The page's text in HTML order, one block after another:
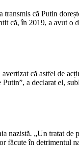
că Putin
că, în 2019, a avut o
că astfel de
a declarat el,
nazistă. „Un tratat de
făcute în detrimentul